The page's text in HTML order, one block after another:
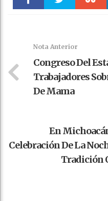
Nota Anterior
Congreso Del
Trabajadores
De Mama
En
Celebración De La
Tradición